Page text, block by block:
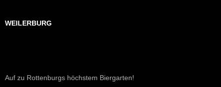
WEILERBURG
Auf zu Rottenburgs höchstem Biergarten!